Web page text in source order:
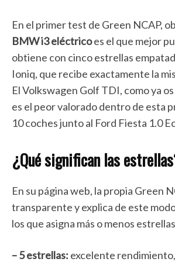
En el primer test de Green NCAP,
BMW i3 eléctricoes el que mejor
obtiene con cinco estrellas
Ioniq, que recibe exactamente la
El Volkswagen Golf TDI, como ya
es el peor valorado dentro de esta
10 coches junto al Ford Fiesta 1.0
¿Qué significan las
En su página web, la propia Green
transparente y explica de este
los que asigna más o menos
– 5 estrellas: excelente